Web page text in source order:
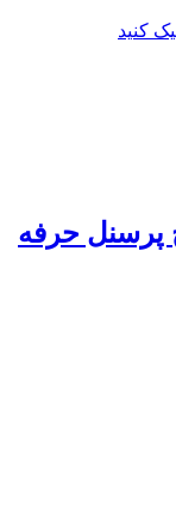
کنید
پرسنل حرفه